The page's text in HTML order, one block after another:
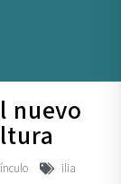
nuevo
ilia